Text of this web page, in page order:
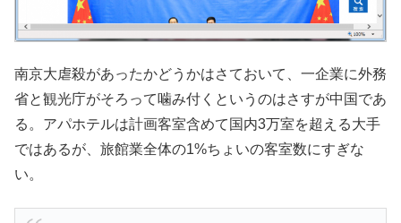
南京大虐殺があったかどうかはさておいて、一企業に外務
省と観光庁がそろって噛み付くというのはさすが中国であ
る。アパホテルは計画客室含めて国内3万室を超える大手
ではあるが、旅館業全体の1%ちょいの客室数にすぎな
い。